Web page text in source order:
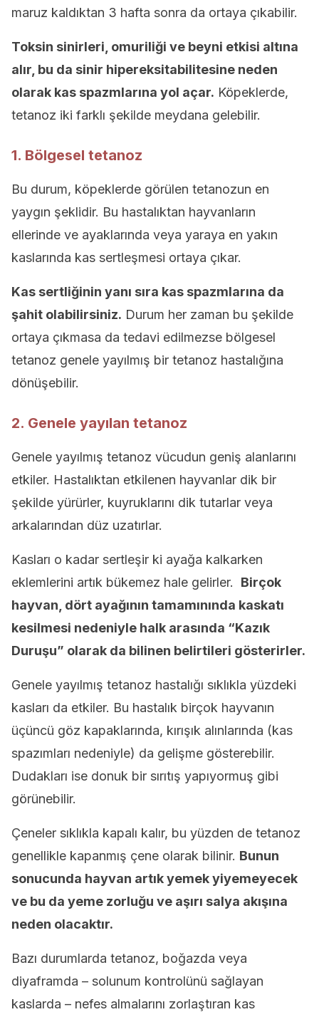
maruz kaldıktan 3 hafta sonra da ortaya çıkabilir.
Toksin sinirleri, omuriliği ve beyni etkisi altına
alır, bu da sinir hipereksitabilitesine neden
olarak kas spazmlarına yol açar. Köpeklerde,
tetanoz iki farklı şekilde meydana gelebilir.
1. Bölgesel tetanoz
Bu durum, köpeklerde görülen tetanozun en
yaygın şeklidir. Bu hastalıktan hayvanların
ellerinde ve ayaklarında veya yaraya en yakın
kaslarında kas sertleşmesi ortaya çıkar.
Kas sertliğinin yanı sıra kas spazmlarına da
şahit olabilirsiniz. Durum her zaman bu şekilde
ortaya çıkmasa da tedavi edilmezse bölgesel
tetanoz genele yayılmış bir tetanoz hastalığına
dönüşebilir.
2. Genele yayılan tetanoz
Genele yayılmış tetanoz vücudun geniş alanlarını
etkiler. Hastalıktan etkilenen hayvanlar dik bir
şekilde yürürler, kuyruklarını dik tutarlar veya
arkalarından düz uzatırlar.
Kasları o kadar sertleşir ki ayağa kalkarken
eklemlerini artık bükemez hale gelirler. Birçok
hayvan, dört ayağının tamamınında kaskatı
kesilmesi nedeniyle halk arasında “Kazık
Duruşu” olarak da bilinen belirtileri gösterirler.
Genele yayılmış tetanoz hastalığı sıklıkla yüzdeki
kasları da etkiler. Bu hastalık birçok hayvanın
üçüncü göz kapaklarında, kırışık alınlarında (kas
spazımları nedeniyle) da gelişme gösterebilir.
Dudakları ise donuk bir sırıtış yapıyormuş gibi
görünebilir.
Çeneler sıklıkla kapalı kalır, bu yüzden de tetanoz
genellikle kapanmış çene olarak bilinir. Bunun
sonucunda hayvan artık yemek yiyemeyecek
ve bu da yeme zorluğu ve aşırı salya akışına
neden olacaktır.
Bazı durumlarda tetanoz, boğazda veya
diyaframda – solunum kontrolünü sağlayan
kaslarda – nefes almalarını zorlaştıran kas